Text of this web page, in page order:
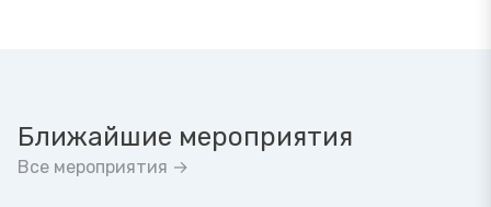
Ближайшие мероприятия
Все мероприятия →